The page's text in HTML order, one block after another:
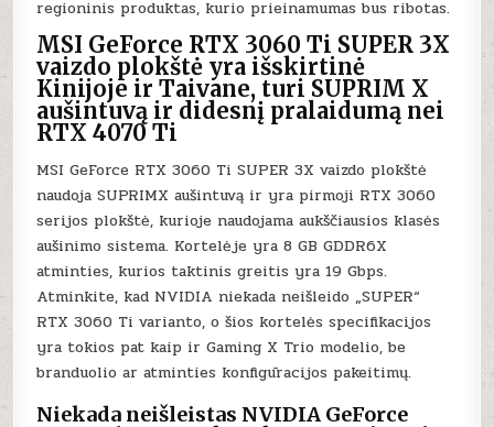
IŠSKIRTINĖ
IR
KINIJAI
regioninis produktas, kurio prieinamumas bus ribotas.
MSI GeForce RTX 3060 Ti SUPER 3X
vaizdo plokštė yra išskirtinė
Kinijoje ir Taivane, turi SUPRIM X
aušintuvą ir didesnį pralaidumą nei
RTX 4070 Ti
MSI GeForce RTX 3060 Ti SUPER 3X vaizdo plokštė
naudoja SUPRIMX aušintuvą ir yra pirmoji RTX 3060
serijos plokštė, kurioje naudojama aukščiausios klasės
aušinimo sistema. Kortelėje yra 8 GB GDDR6X
atminties, kurios taktinis greitis yra 19 Gbps.
Atminkite, kad NVIDIA niekada neišleido „SUPER“
RTX 3060 Ti varianto, o šios kortelės specifikacijos
yra tokios pat kaip ir Gaming X Trio modelio, be
branduolio ar atminties konfigūracijos pakeitimų.
Niekada neišleistas NVIDIA GeForce